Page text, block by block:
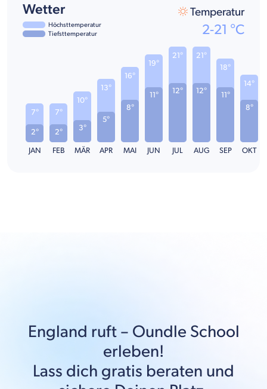
Wetter
Höchsttemperatur
Tiefsttemperatur
Temperatur
2-21 °C
2°
7°
JAN
2°
7°
FEB
3°
10°
MÄR
5°
13°
APR
8°
16°
MAI
11°
19°
JUN
12°
21°
JUL
12°
21°
AUG
11°
18°
SEP
8°
14°
OKT
England ruft – Oundle School
erleben!
Lass dich gratis beraten und